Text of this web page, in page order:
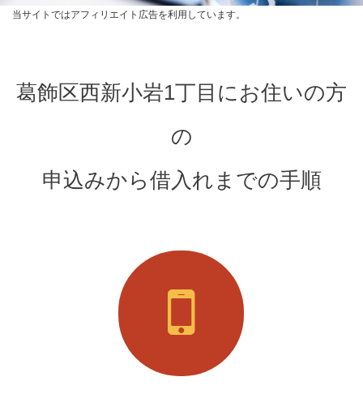
当サイトではアフィリエイト広告を利用しています。
葛飾区西新小岩1丁目にお住いの方
の
申込みから借入れまでの手順